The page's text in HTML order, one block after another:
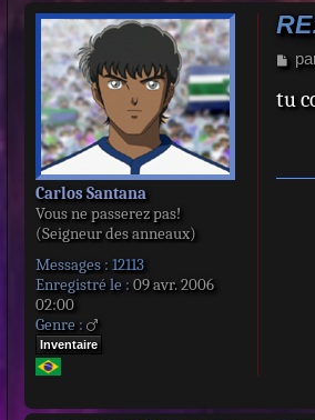
Carlos Santana
Vous ne passerez pas!
(Seigneur des anneaux)
Messages : 12113
Enregistré le : 09 avr. 2006
02:00
Genre :
Inventaire
M
s
e
tu